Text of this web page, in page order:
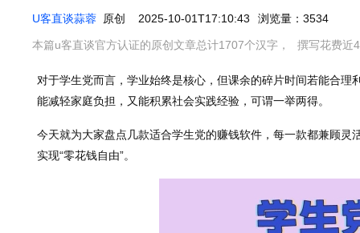
U客直谈蒜蓉 原创 2025-10-01T17:10:43 浏览量：3534
本篇u客直谈官方认证的原创文章总计1707个汉字， 撰写花费近
对于学生党而言，学业始终是核心，但课余的碎片时间若能合
能减轻家庭负担，又能积累社会实践经验，可谓一举两得。
今天就为大家盘点几款适合学生党的赚钱软件，每一款都兼顾灵
实现“零花钱自由”。